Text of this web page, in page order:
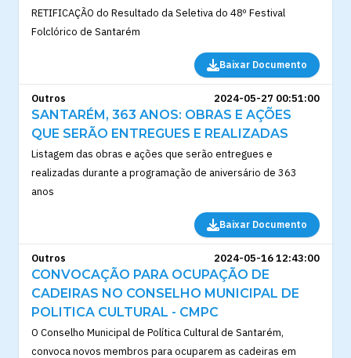
RETIFICAÇÃO do Resultado da Seletiva do 48º Festival
Folclórico de Santarém
Baixar Documento
Outros 2024-05-27 00:51:00
SANTARÉM, 363 ANOS: OBRAS E AÇÕES
QUE SERÃO ENTREGUES E REALIZADAS
Listagem das obras e ações que serão entregues e
realizadas durante a programação de aniversário de 363
anos
Baixar Documento
Outros 2024-05-16 12:43:00
CONVOCAÇÃO PARA OCUPAÇÃO DE
CADEIRAS NO CONSELHO MUNICIPAL DE
POLITICA CULTURAL - CMPC
O Conselho Municipal de Política Cultural de Santarém,
convoca novos membros para ocuparem as cadeiras em